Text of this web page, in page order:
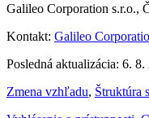
Galileo Corporation s.r.o.,
Kontakt: Galileo
Posledná aktualizácia: 6. 8.
Zmena vzhľadu, Štruktúra